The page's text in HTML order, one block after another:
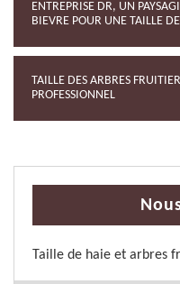
ENTREPRISE DR, UN
BIEVRE POUR UNE TAILLE
TAILLE DES ARBRES
PROFESSIONNEL
Taille de haie et arbres